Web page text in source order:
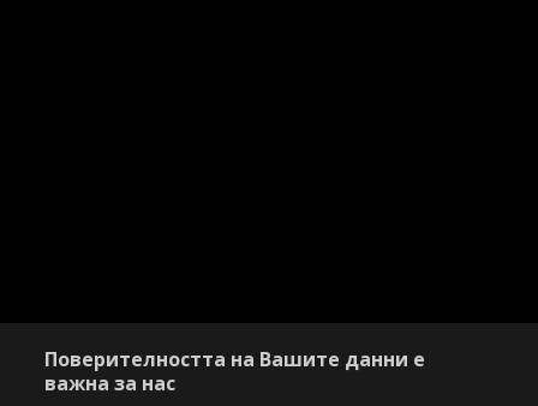
Поверителността на Вашите данни е
важна за нас